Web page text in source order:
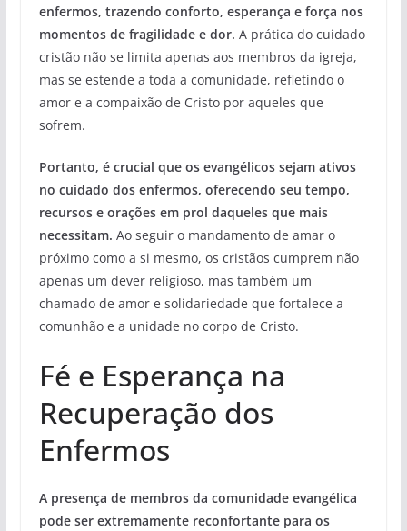
enfermos, trazendo conforto, esperança e força nos
momentos de fragilidade e dor. A prática do cuidado
cristão não se limita apenas aos membros da igreja,
mas se estende a toda a comunidade, refletindo o
amor e a compaixão de Cristo por aqueles que
sofrem.
Portanto, é crucial que os evangélicos sejam ativos
no cuidado dos enfermos, oferecendo seu tempo,
recursos e orações em prol daqueles que mais
necessitam. Ao seguir o mandamento de amar o
próximo como a si mesmo, os cristãos cumprem não
apenas um dever religioso, mas também um
chamado de amor e solidariedade que fortalece a
comunhão e a unidade no corpo de Cristo.
Fé e Esperança na
Recuperação dos
Enfermos
A presença de membros da comunidade evangélica
pode ser extremamente reconfortante para os